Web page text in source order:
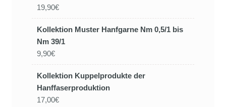
19,90€
Kollektion Muster Hanfgarne Nm 0,5/1 bis
Nm 39/1
9,90€
Kollektion Kuppelprodukte der
Hanffaserproduktion
17,00€